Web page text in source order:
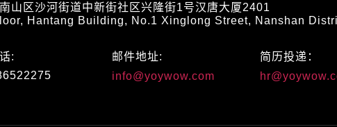
山区沙河街道中新街社区兴隆街1号汉唐大厦2401
Hantang Building, No.1 Xinglong Street, Nanshan
:
邮件地址:
info@yoywow.com
简历投递：